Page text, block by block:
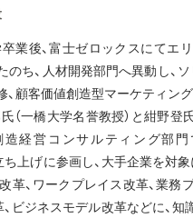
業後、富士ゼロックスにてエリ
ち、人材開発部門へ異動し、
顧客価値創造型マーケティン
（一橋大学名誉教授）と紺野登
経営コンサルティング部門
ち上げに参画し、大手企業を対
革、ワークプレイス改革、業務
、ビジネスモデル改革などに、